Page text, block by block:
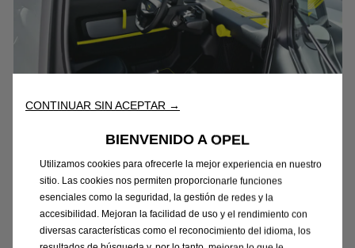
INCREÍBLEMENTE ESPACIOSO
Un interior confortable con dos asientos y un espacio
de carga de 63L junto con un gacho para tus maletas.
CONTINUAR SIN ACEPTAR →
BIENVENIDO A OPEL
Utilizamos cookies para ofrecerle la mejor experiencia en nuestro
sitio. Las cookies nos permiten proporcionarle funciones
esenciales como la seguridad, la gestión de redes y la
accesibilidad. Mejoran la facilidad de uso y el rendimiento con
diversas características como el reconocimiento del idioma, los